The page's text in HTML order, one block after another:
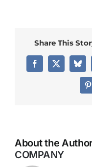
Share This
Facebook
X
About the
COMPANY